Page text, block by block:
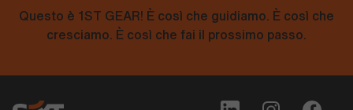
Questo è 1ST GEAR! È così che guidiamo. È così che
cresciamo. È così che fai il prossimo passo.